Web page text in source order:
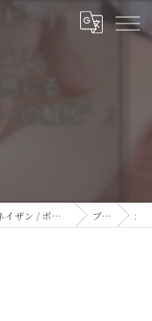
東京表参道のリラクゼーションならチネイザン / ボディ & マインドケアサロン ka-na-me ブログ :